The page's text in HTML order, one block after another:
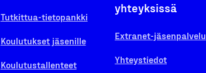
Tutkittua-tietopankki
Koulutukset jäsenille
Koulutustallenteet
yhteyksissä
Extranet-jäsenpalvelu
Yhteystiedot